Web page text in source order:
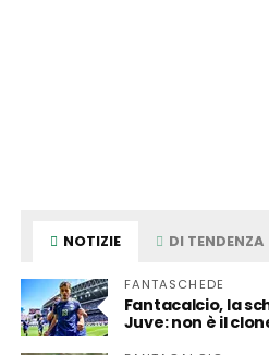
NOTIZIE DI TENDENZA
FANTASCHEDE
Fantacalcio, la
Juve: non è il